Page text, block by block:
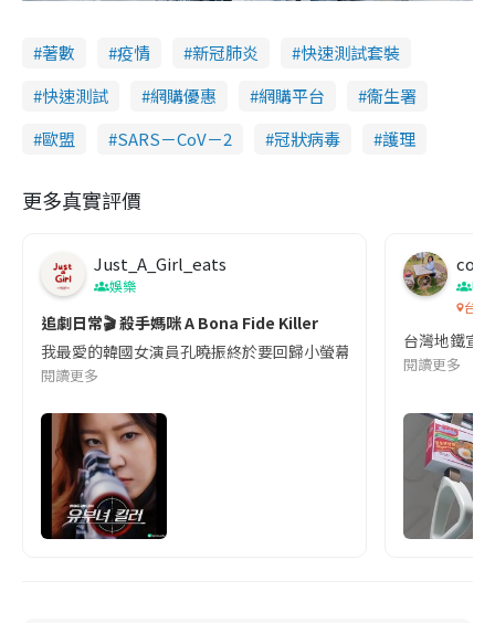
著數 疫情 新冠肺炎
快速測試套裝
快速測試
網購優惠 網購平台
衞生署
歐盟
SARS－CoV－2 冠狀病毒 護理
更多真實評價
Just_A_Girl_eats
娛樂
追劇日常🎬 殺手媽咪 A Bona Fide Killer
我最愛的韓國女演員孔曉振終於要回歸小螢幕啦!這次的劇本改編
閱讀更多
co
吹
台灣
台灣地鐵宣
閱讀更多